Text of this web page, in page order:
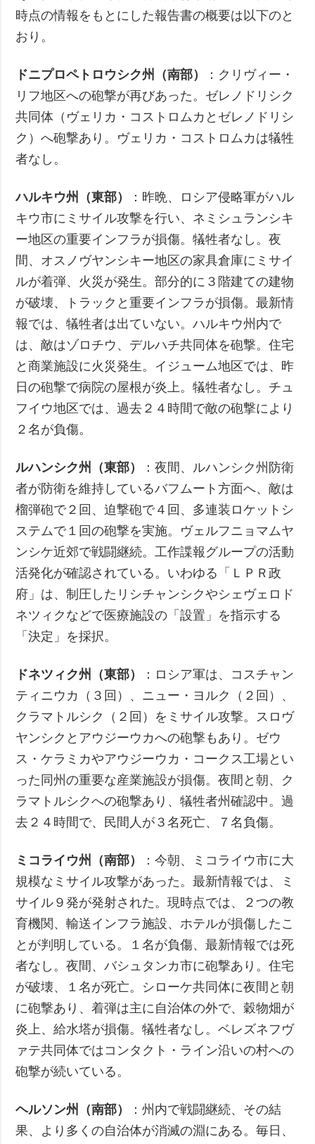
時点の情報をもとにした報告書の概要は以下のと
おり。
ドニプロペトロウシク州（南部）
：クリヴィー・
リフ地区への砲撃が再びあった。ゼレノドリシク
共同体（ヴェリカ・コストロムカとゼレノドリシ
ク）へ砲撃あり。ヴェリカ・コストロムカは犠牲
者なし。
ハルキウ州（東部）
：昨晩、ロシア侵略軍がハル
キウ市にミサイル攻撃を行い、ネミシュランシキ
ー地区の重要インフラが損傷。犠牲者なし。夜
間、オスノヴヤンシキー地区の家具倉庫にミサイ
ルが着弾、火災が発生。部分的に３階建ての建物
が破壊、トラックと重要インフラが損傷。最新情
報では、犠牲者は出ていない。ハルキウ州内で
は、敵はゾロチウ、デルハチ共同体を砲撃。住宅
と商業施設に火災発生。イジューム地区では、昨
日の砲撃で病院の屋根が炎上。犠牲者なし。チュ
フイウ地区では、過去２４時間で敵の砲撃により
２名が負傷。
ルハンシク州（東部）
：夜間、ルハンシク州防衛
者が防衛を維持しているバフムート方面へ、敵は
榴弾砲で２回、迫撃砲で４回、多連装ロケットシ
ステムで１回の砲撃を実施。ヴェルフニョマムヤ
ンシケ近郊で戦闘継続。工作諜報グループの活動
活発化が確認されている。いわゆる「ＬＰＲ政
府」は、制圧したリシチャンシクやシェヴェロド
ネツィクなどで医療施設の「設置」を指示する
「決定」を採択。
ドネツィク州（東部）
：ロシア軍は、コスチャン
ティニウカ（３回）、ニュー・ヨルク（２回）、
クラマトルシク（２回）をミサイル攻撃。スロヴ
ヤンシクとアウジーウカへの砲撃もあり。ゼウ
ス・ケラミカやアウジーウカ・コークス工場とい
った同州の重要な産業施設が損傷。夜間と朝、ク
ラマトルシクへの砲撃あり、犠牲者州確認中。過
去２４時間で、民間人が３名死亡、７名負傷。
ミコライウ州（南部）
：今朝、ミコライウ市に大
規模なミサイル攻撃があった。最新情報では、ミ
サイル９発が発射された。現時点では、２つの教
育機関、輸送インフラ施設、ホテルが損傷したこ
とが判明している。１名が負傷、最新情報では死
者なし。夜間、バシュタンカ市に砲撃あり。住宅
が破壊、１名が死亡。シローケ共同体に夜間と朝
に砲撃あり、着弾は主に自治体の外で、穀物畑が
炎上、給水塔が損傷。犠牲者なし。ベレズネフヴ
ァテ共同体ではコンタクト・ライン沿いの村への
砲撃が続いている。
ヘルソン州（南部）
：州内で戦闘継続、その結
果、より多くの自治体が消滅の淵にある。毎日、